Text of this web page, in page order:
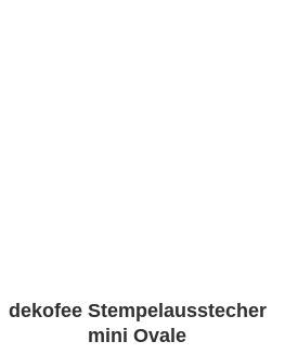
dekofee Stempelausstecher
mini Ovale